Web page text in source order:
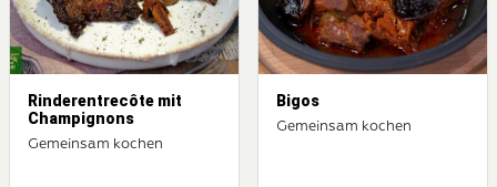
Rinderentrecôte mit
Champignons
Gemeinsam kochen
Bigos
Gemeinsam kochen